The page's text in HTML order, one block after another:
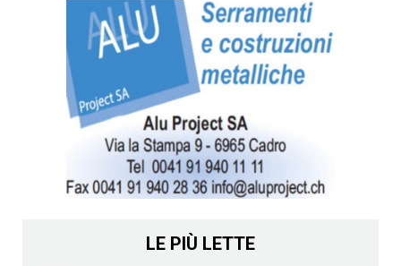
LE PIÙ LETTE